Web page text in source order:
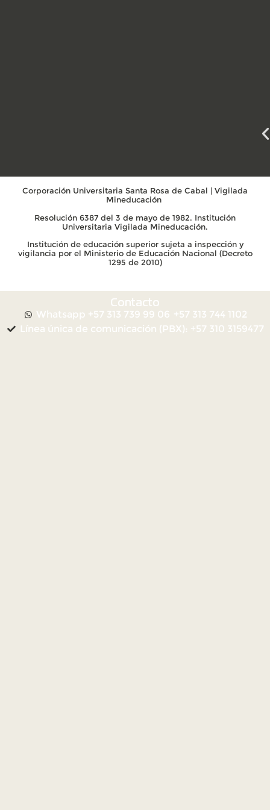
Corporación Universitaria Santa Rosa de Cabal | Vigilada
Mineducación
Resolución 6387 del 3 de mayo de 1982. Institución
Universitaria Vigilada Mineducación.
Institución de educación superior sujeta a inspección y
vigilancia por el Ministerio de Educación Nacional (Decreto
1295 de 2010)
Contacto
Whatsapp +57 313 739 99 06 +57 313 744 1102
Línea única de comunicación (PBX): +57 310 3159477